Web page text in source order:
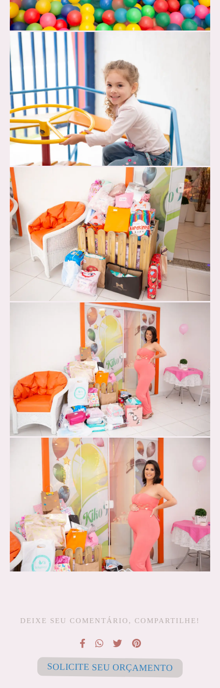
DEIXE SEU COMENTÁRIO, COMPARTILHE!
SOLICITE SEU ORÇAMENTO